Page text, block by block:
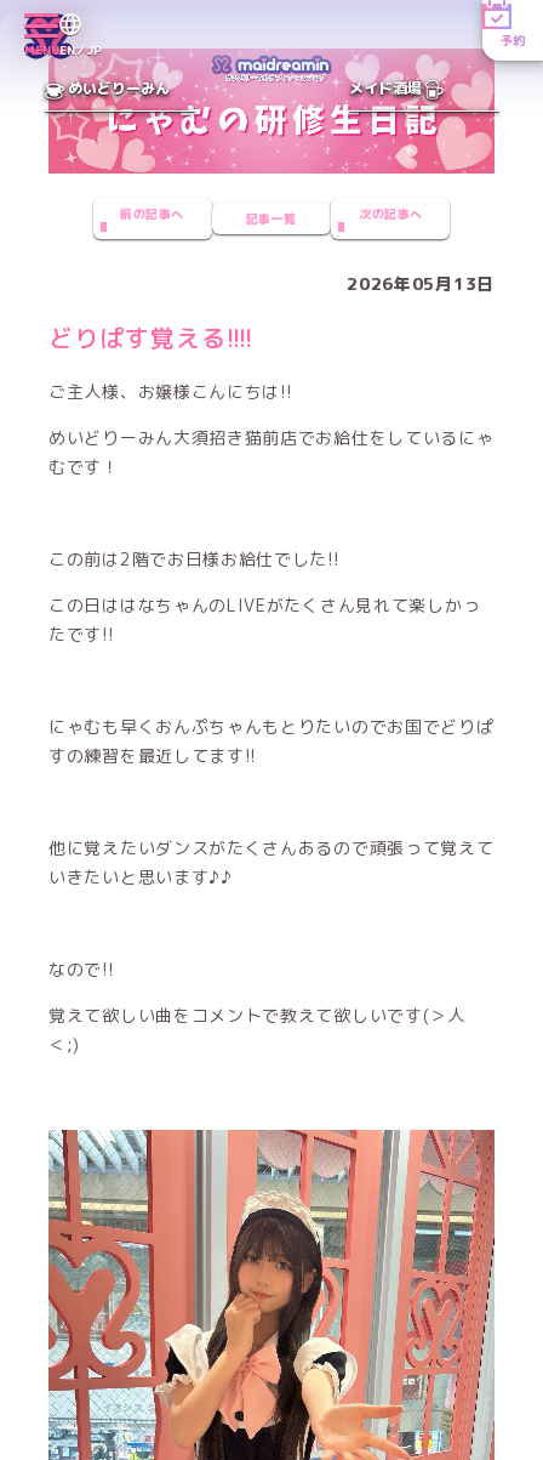
MENUEN／JP
予約
めいどりーみん メイド酒場
前の記事へ 記事一覧 次の記事へ
2026年05月13日
どりぱす覚える!!!!
ご主人様、お嬢様こんにちは!!
めいどりーみん大須招き猫前店でお給仕をしているにゃ
むです！
この前は2階でお日様お給仕でした!!
この日ははなちゃんのLIVEがたくさん見れて楽しかっ
たです!!
にゃむも早くおんぷちゃんもとりたいのでお国でどりぱ
すの練習を最近してます!!
他に覚えたいダンスがたくさんあるので頑張って覚えて
いきたいと思います♪♪
なので!!
覚えて欲しい曲をコメントで教えて欲しいです(＞人
＜;)